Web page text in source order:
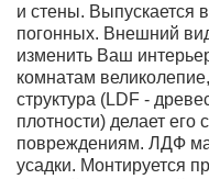
и стены. Выпускается
погонных. Внешний
изменить Ваш
комнатам
структура (LDF -
плотности) делает
повреждениям. ЛДФ
усадки. Монтируется